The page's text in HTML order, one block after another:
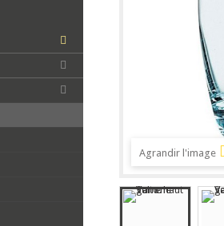
Agrandir l'image